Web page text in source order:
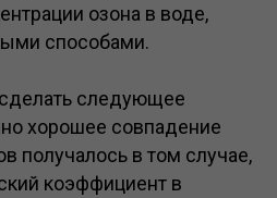
озона в воде,
способами.
следующее
хорошее совпадение
получалось в том случае,
коэффициент в